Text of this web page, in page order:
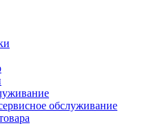
обслуживание